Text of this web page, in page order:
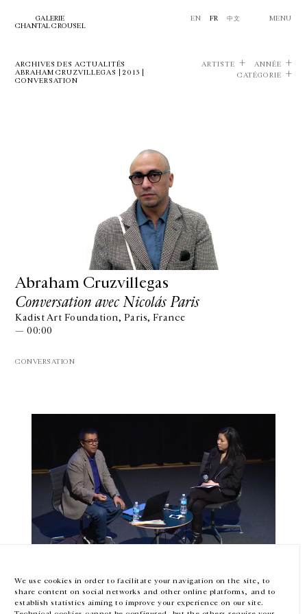
We use cookies in order to facilitate your navigation on the site, to
share content on social networks and other online platforms, and to
establish statistics aiming to improve your experience on our site.
GALERIE
CHANTAL CROUSEL
EN FR 中文 MENU
ARCHIVES DES ACTUALITÉS
ABRAHAM CRUZVILLEGAS | 2013 |
CONVERSATION
ARTISTE
ANNÉE
CATÉGORIE
Abraham Cruzvillegas
Conversation avec Nicolás Paris
Kadist Art Foundation, Paris, France
— 00:00
CONVERSATION
Conversation avec Clara Kim
— 00:00
10 RUE CHARLOT, 75003 PARIS
+33 1 42 77 38 87
GALERIE@CROUSEL.COM
HORAIRES D'OUVERTURE
DU MARDI AU VENDREDI
LE SAMEDI
11H-19H
EN FR 中文 Facebook Instagram